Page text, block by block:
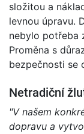
složitou a
levnou úpravu.
nebylo potřeba
Proměna s
bezpečnosti se
Netradiční
"V našem
dopravu a